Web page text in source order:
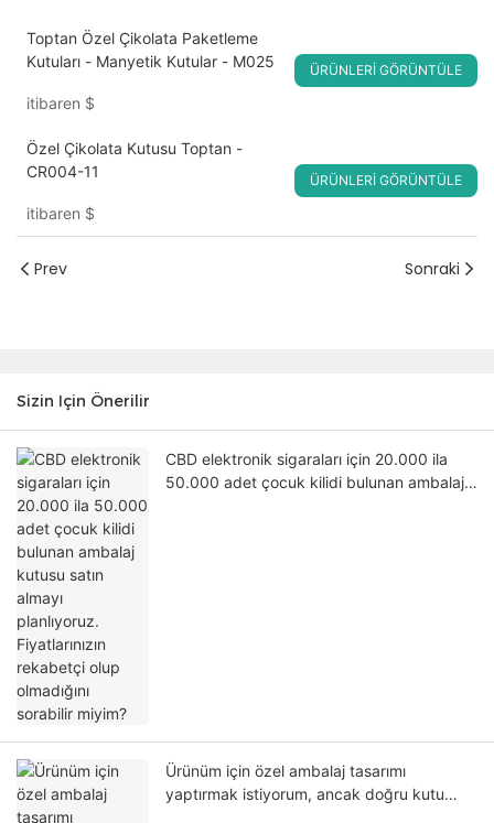
Toptan Özel Çikolata Paketleme
Kutuları - Manyetik Kutular - M025
itibaren $
ÜRÜNLERI GÖRÜNTÜLE
Özel Çikolata Kutusu Toptan -
CR004-11
itibaren $
ÜRÜNLERI GÖRÜNTÜLE
Prev Sonraki
Sizin Için Önerilir
CBD elektronik sigaraları için 20.000 ila
50.000 adet çocuk kilidi bulunan ambalaj
Ürünüm için özel ambalaj tasarımı
yaptırmak istiyorum, ancak doğru kutu